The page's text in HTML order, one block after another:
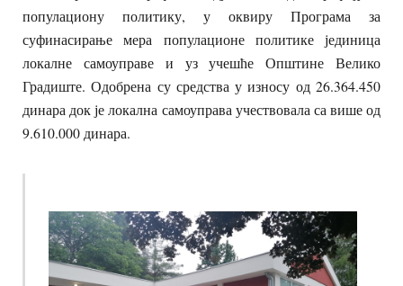
популациону политику, у оквиру Програма за
суфинасирање мера популационе политике јединица
локалне самоуправе и уз учешће Општине Велико
Градиште. Одобрена су средства у износу од 26.364.450
динара док је локална самоуправа учествовала са више од
9.610.000 динара.